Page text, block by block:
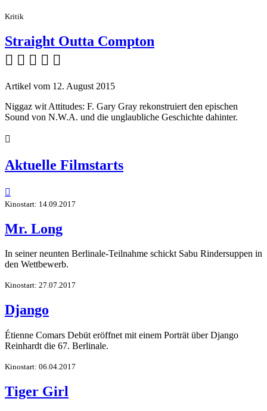
Kritik
Straight Outta Compton
    
Artikel vom 12. August 2015
Niggaz wit Attitudes: F. Gary Gray rekonstruiert den epischen
Sound von N.W.A. und die unglaubliche Geschichte dahinter.

Aktuelle Filmstarts

Kinostart: 14.09.2017
Mr. Long
In seiner neunten Berlinale-Teilnahme schickt Sabu Rindersuppen in
den Wettbewerb.
Kinostart: 27.07.2017
Django
Étienne Comars Debüt eröffnet mit einem Porträt über Django
Reinhardt die 67. Berlinale.
Kinostart: 06.04.2017
Tiger Girl